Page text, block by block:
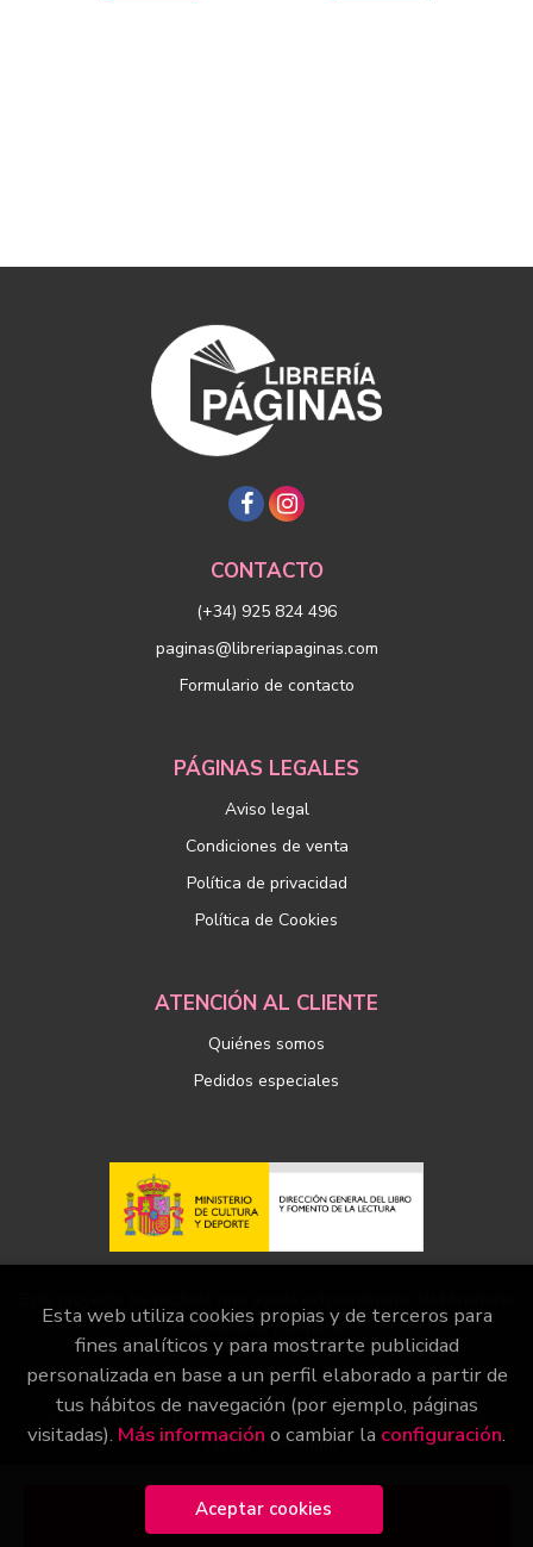
Añadir a mi cesta
CONTACTO
(+34) 925 824 496
paginas@libreriapaginas.com
Formulario de contacto
PÁGINAS LEGALES
Aviso legal
Condiciones de venta
Política de privacidad
Política de Cookies
ATENCIÓN AL CLIENTE
Quiénes somos
Pedidos especiales
de Cultura y Deporte
2026 ©Librería Páginas. Todos los Derechos Reservados
|Grupo Trevenque
Esta web utiliza cookies propias y de terceros para
fines analíticos y para mostrarte publicidad
personalizada en base a un perfil elaborado a partir de
tus hábitos de navegación (por ejemplo, páginas
visitadas). Más información o cambiar la configuración.
Aceptar cookies